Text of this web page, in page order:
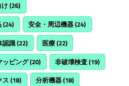
(26)
(24) 安全・周辺機器(24)
認識(22) 医療(22)
ッピング(20) 非破壊検査(19)
ス (18) 分析機器(18)